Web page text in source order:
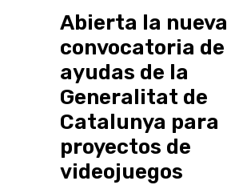
Abierta la nueva
convocatoria de
ayudas de la
Generalitat de
Catalunya para
proyectos de
videojuegos